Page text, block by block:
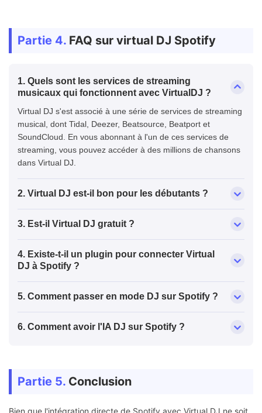
Partie 4. FAQ sur virtual DJ Spotify
1. Quels sont les services de streaming
musicaux qui fonctionnent avec VirtualDJ ?
Virtual DJ s'est associé à une série de services de streaming
musical, dont Tidal, Deezer, Beatsource, Beatport et
SoundCloud. En vous abonnant à l'un de ces services de
streaming, vous pouvez accéder à des millions de chansons
dans Virtual DJ.
2. Virtual DJ est-il bon pour les débutants ?
3. Est-il Virtual DJ gratuit ?
4. Existe-t-il un plugin pour connecter Virtual
DJ à Spotify ?
5. Comment passer en mode DJ sur Spotify ?
6. Comment avoir l'IA DJ sur Spotify ?
Partie 5. Conclusion
Bien que l'intégration directe de Spotify avec Virtual DJ ne soit